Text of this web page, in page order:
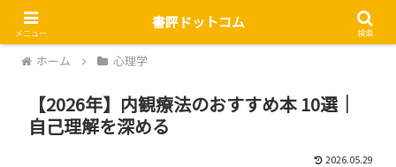
ホーム 心理学
【2026年】内観療法のおすすめ本 10選｜
自己理解を深める
2026.05.29
メニュー
書評ドットコム
検索